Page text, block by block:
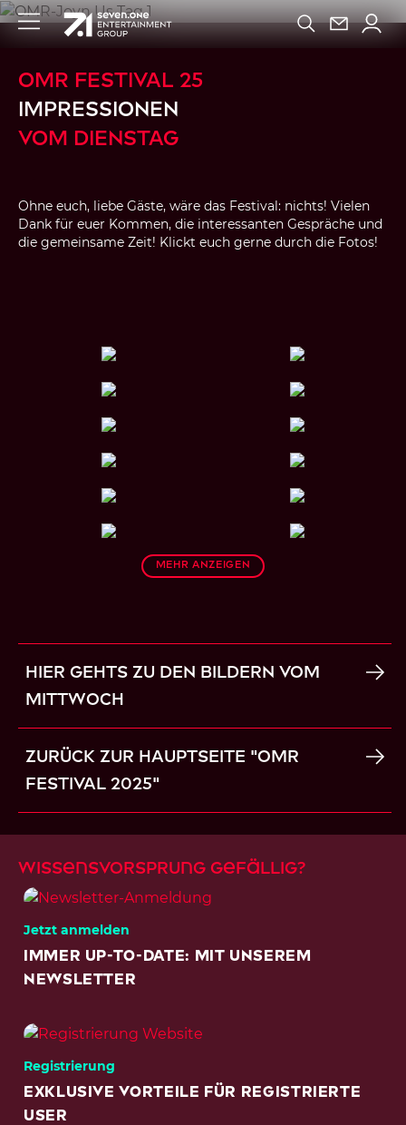
OMR FESTIVAL 25
IMPRESSIONEN
VOM DIENSTAG
Ohne euch, liebe Gäste, wäre das Festival: nichts! Vielen
Dank für euer Kommen, die interessanten Gespräche und
die gemeinsame Zeit! Klickt euch gerne durch die Fotos!
Mehr anzeigen
HIER GEHTS ZU DEN BILDERN VOM
MITTWOCH
ZURÜCK ZUR HAUPTSEITE "OMR
FESTIVAL 2025"
Wissensvorsprung gefällig?
Jetzt anmelden
Immer Up-to-Date: Mit unserem
Newsletter
Registrierung
Exklusive Vorteile für registrierte
User